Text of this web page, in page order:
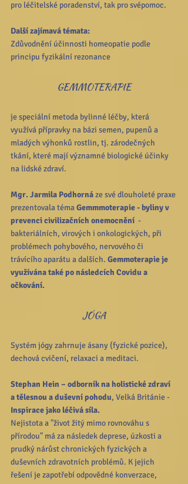
pro léčitelské poradenství, tak pro svépomoc.
Další zajímavá témata:
Zdůvodnění účinnosti homeopatie podle
principu fyzikální rezonance
GEMMOTERAPIE
je speciální metoda bylinné léčby, která
využívá přípravky na bázi semen, pupenů a
mladých výhonků rostlin, tj. zárodečných
tkání, které mají významné biologické účinky
na lidské zdraví.
Mgr. Jarmila Podhorná ze své dlouholeté praxe
prezentovala téma Gemmmoterapie - byliny v
prevenci civilizačních onemocnění -
bakteriálních, virových i onkologických, při
problémech pohybového, nervového či
trávícího aparátu a dalších. Gemmoterapie je
využívána také po následcích Covidu a
očkování.
JÓGA
Systém jógy zahrnuje ásany (fyzické pozice),
dechová cvičení, relaxaci a meditaci.
Stephan Hein – odborník na holistické zdraví
a tělesnou a duševní pohodu, Velká Británie -
Inspirace jako léčivá síla.
Nejistota a "život žitý mimo rovnováhu s
přírodou" má za následek deprese, úzkosti a
prudký nárůst chronických fyzických a
duševních zdravotních problémů. K jejich
řešení je zapotřebí odpovědné konverzace,